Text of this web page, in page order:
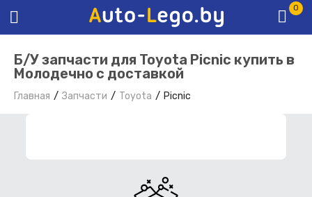
0
Б/У запчасти для Toyota Picnic купить в
Молодечно с доставкой
Главная Запчасти Toyota Picnic